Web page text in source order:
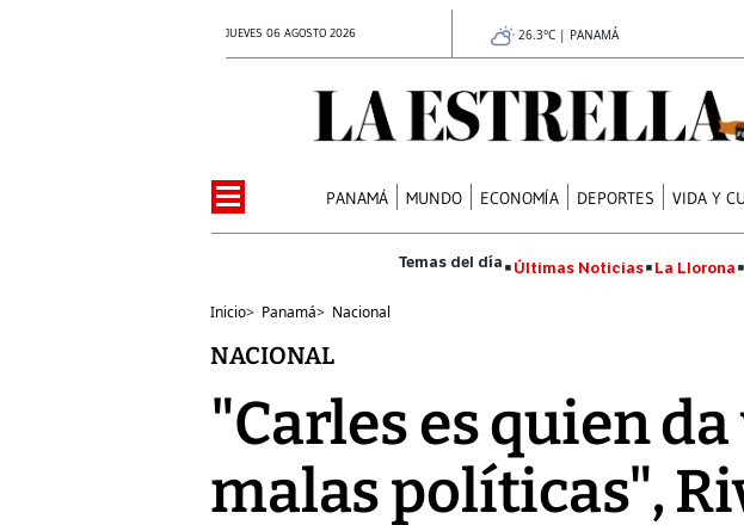
JUEVES 06 AGOSTO 2026 26.3°C | PANAMÁ
PANAMÁ MUNDO ECONOMÍA DEPORTES VIDA Y
Últimas Noticias La Llorona
Inicio> Panamá> Nacional
NACIONAL
"Carles es quien
malas políticas",